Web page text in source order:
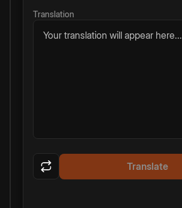
Translation
Your translation will appear here...
Translate